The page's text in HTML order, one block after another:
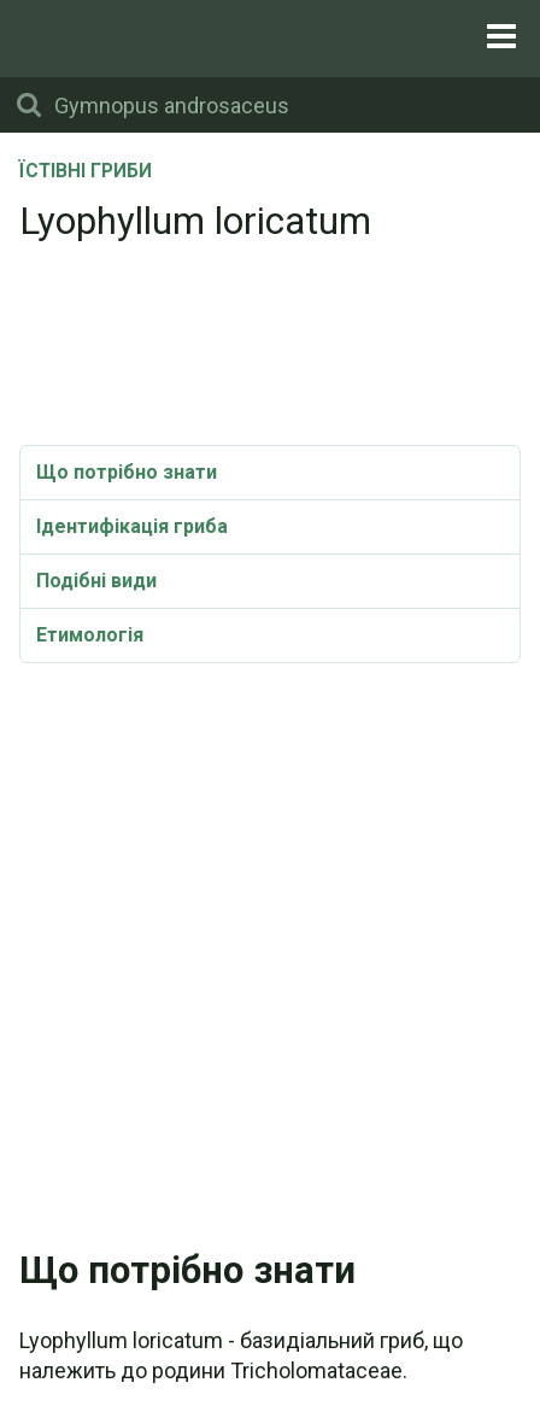
ЇСТІВНІ ГРИБИ
Lyophyllum loricatum
Що потрібно знати
Ідентифікація гриба
Подібні види
Етимологія
Що потрібно знати
Lyophyllum loricatum - базидіальний гриб, що
належить до родини Tricholomataceae.